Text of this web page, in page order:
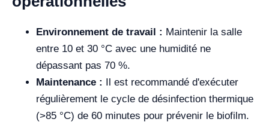
Environnement de travail : Maintenir la salle
entre 10 et 30 °C avec une humidité ne
dépassant pas 70 %.
Maintenance : Il est recommandé d'exécuter
régulièrement le cycle de désinfection thermique
(>85 °C) de 60 minutes pour prévenir le biofilm.